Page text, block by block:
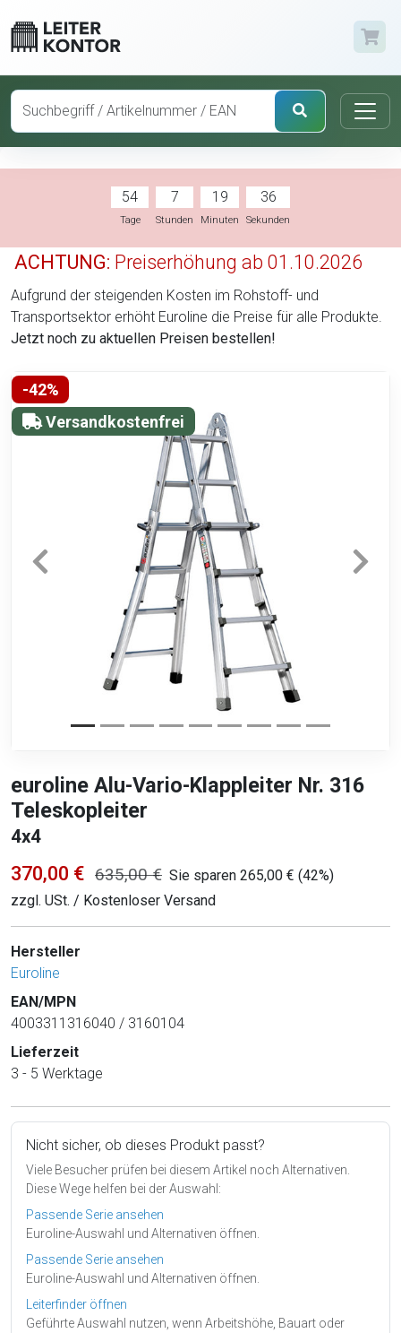
54
Tage
7
Stunden
19
Minuten
35
Sekunden
ACHTUNG: Preiserhöhung ab 01.10.2026
Aufgrund der steigenden Kosten im Rohstoff- und
Transportsektor erhöht Euroline die Preise für alle Produkte.
Jetzt noch zu aktuellen Preisen bestellen!
-42%
Versandkostenfrei
euroline Alu-Vario-Klappleiter Nr. 316
Teleskopleiter
4x4
370,00 € 635,00 € Sie sparen 265,00 € (42%)
zzgl. USt. / Kostenloser Versand
Hersteller
Euroline
EAN/MPN
4003311316040 / 3160104
Lieferzeit
3 - 5 Werktage
Nicht sicher, ob dieses Produkt passt?
Viele Besucher prüfen bei diesem Artikel noch Alternativen.
Diese Wege helfen bei der Auswahl:
Passende Serie ansehen
Euroline-Auswahl und Alternativen öffnen.
Passende Serie ansehen
Euroline-Auswahl und Alternativen öffnen.
Leiterfinder öffnen
Geführte Auswahl nutzen, wenn Arbeitshöhe, Bauart oder